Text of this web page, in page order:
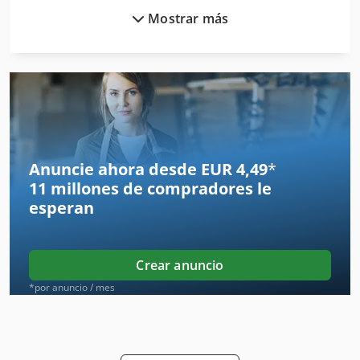
Equipos De Construccion
Espacio De Producción
Herramienta De Máquina
Idx 23
International 433
Invernaderos De
Obras De Construcción
Ruedas De Trabajo Pesado
Unidad De Control
Mostrar más
Anuncie ahora desde EUR 4,49*
11 millones de compradores le
esperan
Crear anuncio
*por anuncio / mes